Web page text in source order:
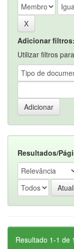
Adicionar filtros:
Utilizar filtros
Resultados/
Resultado 1-1 de